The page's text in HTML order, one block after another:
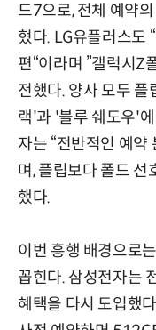
드7으로, 전체 예약
혔다. LG유플러스도
편“이라며 ”갤럭시Z
전했다. 양사 모두
랙'과 '블루 쉐도우'
자는 “전반적인 예약
며, 플립보다 폴드 선
했다.
이번 흥행 배경으로
꼽힌다. 삼성전자는
혜택을 다시 도입했